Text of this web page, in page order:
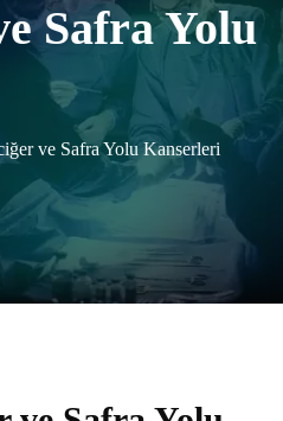
Safra Yolu
ve Safra Yolu Kanserleri